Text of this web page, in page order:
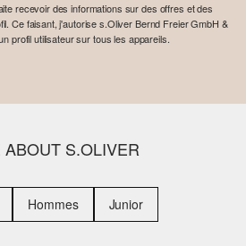
recevoir des informations sur des offres et des
Ce faisant, j'autorise s.Oliver Bernd Freier GmbH &
profil utilisateur sur tous les appareils.
ABOUT S.OLIVER
Hommes Junior